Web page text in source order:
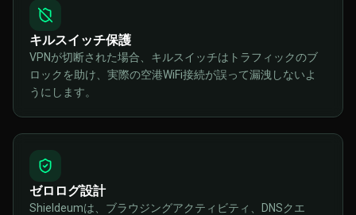
キルスイッチ保護
VPNが切断された場合、キルスイッチはトラフィックのブ
ロックを助け、実際の空港WiFi接続が誤って漏洩しないよ
うにします。
ゼロログ設計
Shieldeumは、ブラウジングアクティビティ、DNSクエ